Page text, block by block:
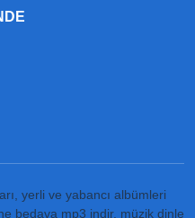
yerli ve yabancı albümleri
bedava mp3 indir, müzik dinle